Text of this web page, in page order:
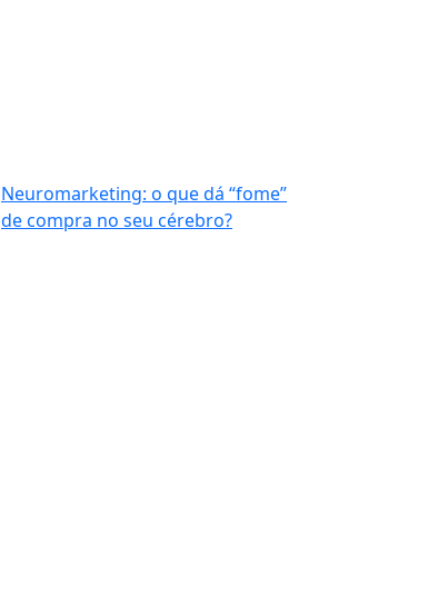
Neuromarketing: o que dá “fome”
de compra no seu cérebro?